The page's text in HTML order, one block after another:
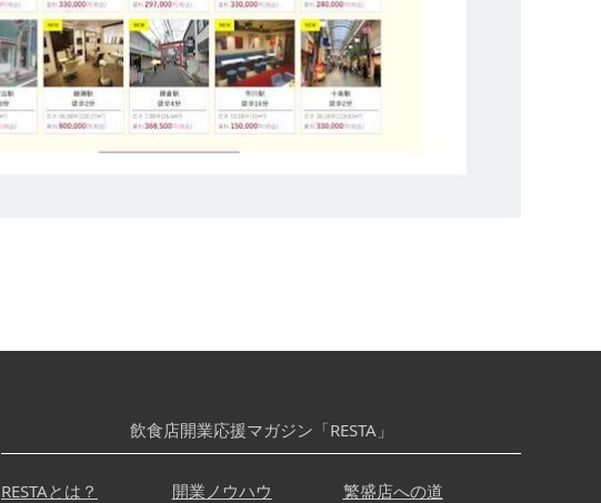
飲食店開業応援マガジン「RESTA」
RESTAとは？ 開業ノウハウ
繁盛店への道